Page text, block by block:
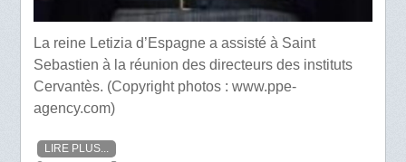
La reine Letizia d’Espagne a assisté à Saint
Sebastien à la réunion des directeurs des instituts
Cervantès. (Copyright photos : www.ppe-
agency.com)
LIRE PLUS...